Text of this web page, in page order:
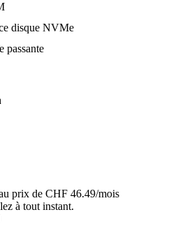
disque NVMe
passante
prix de CHF 46.49/mois
à tout instant.